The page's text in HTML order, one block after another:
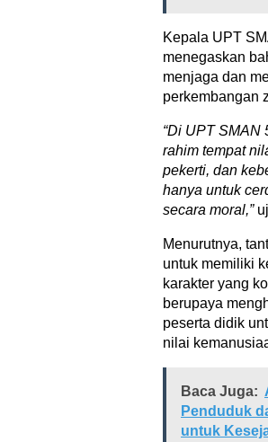
Kepala UPT
menegaskan
menjaga dan
perkembangan
“Di UPT SMAN
rahim tempat
pekerti, dan
hanya untuk
secara moral,”
Menurutnya,
untuk memiliki
karakter yang
berupaya
peserta didik
nilai
Baca Juga:
Penduduk
untuk